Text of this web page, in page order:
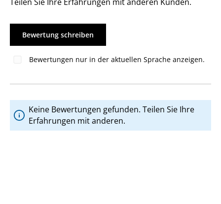
Bewertung schreiben
Bewertungen nur in der aktuellen Sprache anzeigen.
Keine Bewertungen gefunden. Teilen Sie Ihre
Erfahrungen mit anderen.